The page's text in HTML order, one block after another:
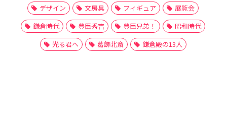
デザイン
文房具 フィギュア
展覧会
鎌倉時代
豊臣秀吉 豊臣兄弟！
昭和時代
光る君へ
葛飾北斎 鎌倉殿の13人